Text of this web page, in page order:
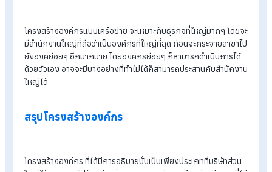
5.โครงสร้างองค์กรแบบแมททริกซ์ (Matrix Structure)
ซ้อน เบื้องต้นจะไล่ตามลำดับขั้นจากตำแหน่งใหญ่มาตามตำแหน่ง
สามารถขยายความรู้แผนกอื่นๆ ได้เป็นอย่างดี